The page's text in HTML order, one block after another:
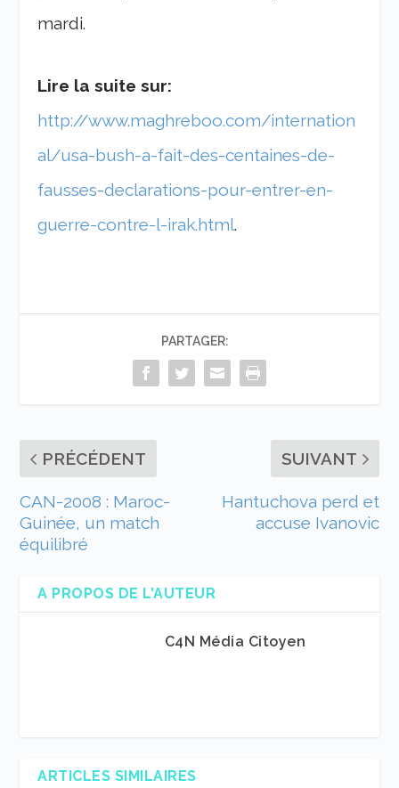
mardi.
Lire la suite sur:
http://www.maghreboo.com/internation
al/usa-bush-a-fait-des-centaines-de-
fausses-declarations-pour-entrer-en-
guerre-contre-l-irak.html.
PARTAGER:
PRÉCÉDENT
CAN-2008 : Maroc-
Guinée, un match
équilibré
SUIVANT
Hantuchova perd et
accuse Ivanovic
A PROPOS DE L'AUTEUR
C4N Média Citoyen
ARTICLES SIMILAIRES